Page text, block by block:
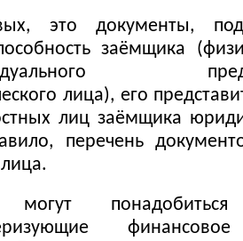
это документы,
заёмщика
лица), его
лиц заёмщика
перечень
лица.
могут